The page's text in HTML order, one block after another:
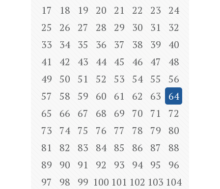
17
18 19 20 21 22 23
24
25
26 27 28 29 30 31
32
33
34 35 36 37 38 39
40
41
42 43 44 45 46 47
48
49
50 51 52 53 54 55
56
57
58 59 60 61 62 63
64
65
66 67 68 69 70 71
72
73
74 75 76 77 78 79
80
81
82 83 84 85 86 87
88
89
90 91 92 93 94 95
96
97
98 99 100 101 102 103 104